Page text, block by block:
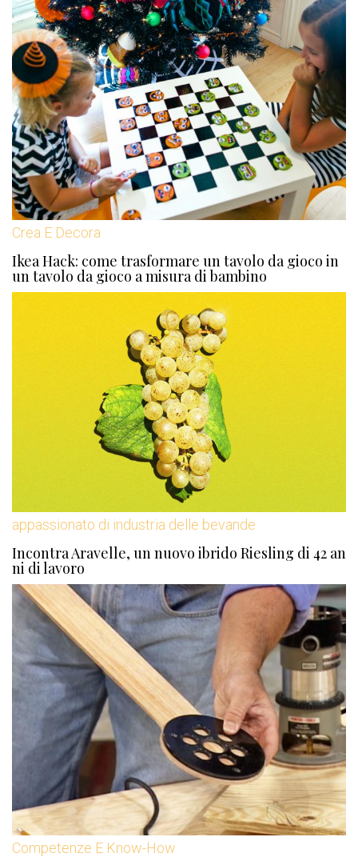
Crea E Decora
Ikea Hack: come trasformare un tavolo da gioco in
un tavolo da gioco a misura di bambino
appassionato di industria delle bevande
Incontra Aravelle, un nuovo ibrido Riesling di 42 an
ni di lavoro
Competenze E Know-How